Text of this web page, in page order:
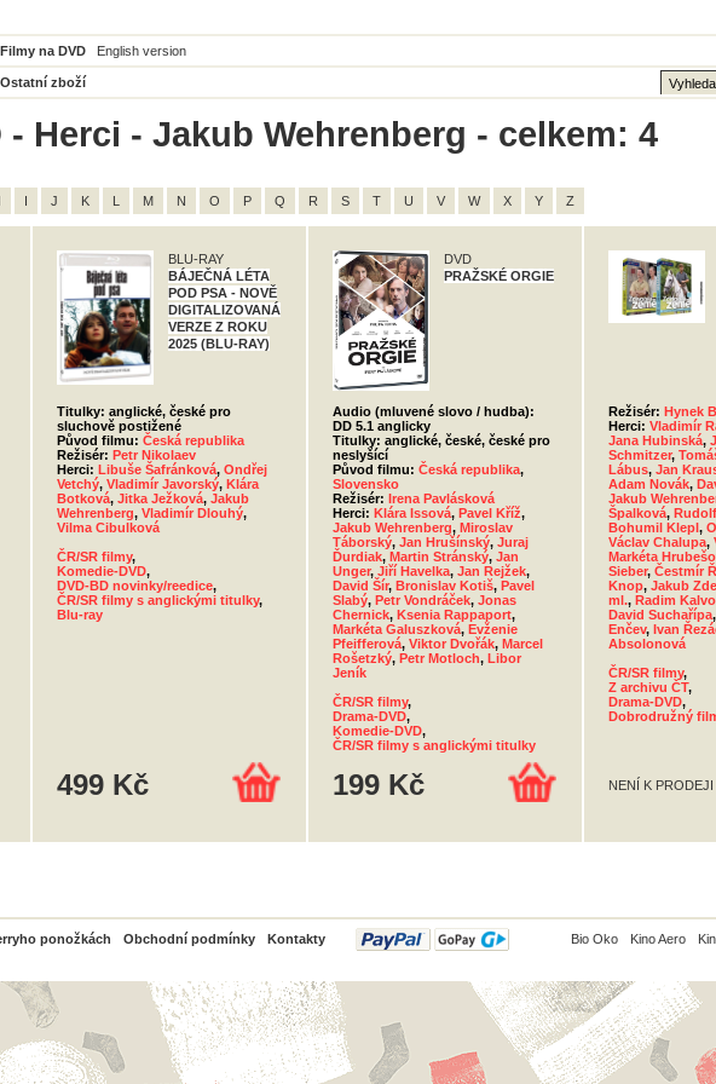
Filmy na DVD English version
Ostatní zboží
- Herci - Jakub Wehrenberg - celkem: 4
I J K L M N O P Q R S T U V W X Y Z
BLU-RAY
BÁJEČNÁ LÉTA
POD PSA - NOVĚ
DIGITALIZOVANÁ
VERZE Z ROKU
2025 (BLU-RAY)
Titulky: anglické, české pro
sluchově postižené
Původ filmu: Česká republika
Režisér: Petr Nikolaev
Herci: Libuše Šafránková, Ondřej
Vetchý, Vladimír Javorský, Klára
Botková, Jitka Ježková, Jakub
Wehrenberg, Vladimír Dlouhý,
Vilma Cibulková
ČR/SR filmy,
Komedie-DVD,
DVD-BD novinky/reedice,
ČR/SR filmy s anglickými titulky,
Blu-ray
499 Kč
DVD
PRAŽSKÉ ORGIE
Audio (mluvené slovo / hudba):
DD 5.1 anglicky
Titulky: anglické, české, české pro
neslyšící
Původ filmu: Česká republika,
Slovensko
Režisér: Irena Pavlásková
Herci: Klára Issová, Pavel Kříž,
Jakub Wehrenberg, Miroslav
Táborský, Jan Hrušínský, Juraj
Ďurdiak, Martin Stránský, Jan
Unger, Jiří Havelka, Jan Rejžek,
David Šír, Bronislav Kotiš, Pavel
Slabý, Petr Vondráček, Jonas
Chernick, Ksenia Rappaport,
Markéta Galuszková, Evženie
Pfeifferová, Viktor Dvořák, Marcel
Rošetzký, Petr Motloch, Libor
Jeník
ČR/SR filmy,
Drama-DVD,
Komedie-DVD,
ČR/SR filmy s anglickými titulky
199 Kč
Režisér: Hynek
Herci: Vladimír
Jana Hubinská,
Schmitzer,
Lábus, Jan
Adam Novák,
Jakub
Špalková,
Bohumil Klepl,
Václav Chalupa,
Markéta
Sieber, Čestmír
Knop, Jakub
ml., Radim
David Suchařípa,
Enčev, Ivan
Absolonová
ČR/SR filmy,
Z archivu ČT,
Drama-DVD,
Dobrodružný
NENÍ K PRODEJI
ponožkách Obchodní podmínky Kontakty
PayPal Bio Oko Kino Aero